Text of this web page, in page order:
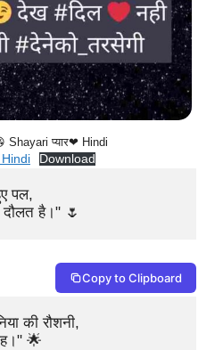
Shayari प्यार❤ Hindi
Hindi
Download
पल,
दौलत है।" 🌷
Copy to Clipboard
की रौशनी,
🌟